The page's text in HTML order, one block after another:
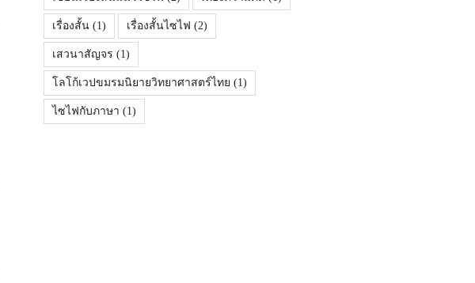
เรื่องสั้น(1) เรื่องสั้นไซไฟ (2)
เสวนาสัญจร (1)
โลโก้เวปขมรมนิยายวิทยาศาสตร์ไทย (1)
ไซไฟกับภาษา (1)